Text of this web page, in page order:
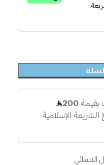
النسائي